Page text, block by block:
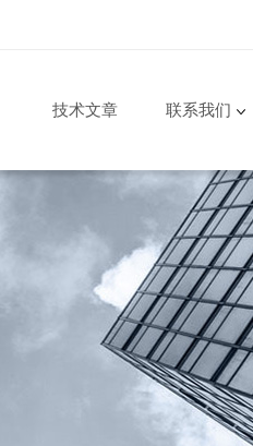
技术文章 联系我们